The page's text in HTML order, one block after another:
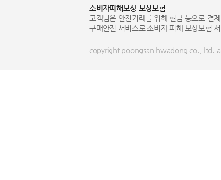
소비자피해보상 보상보험
고객님은 안전거래를 위해 현금 등으로 결
구매안전 서비스로 소비자 피해 보상보험
copyright poongsan hwadong co., ltd.